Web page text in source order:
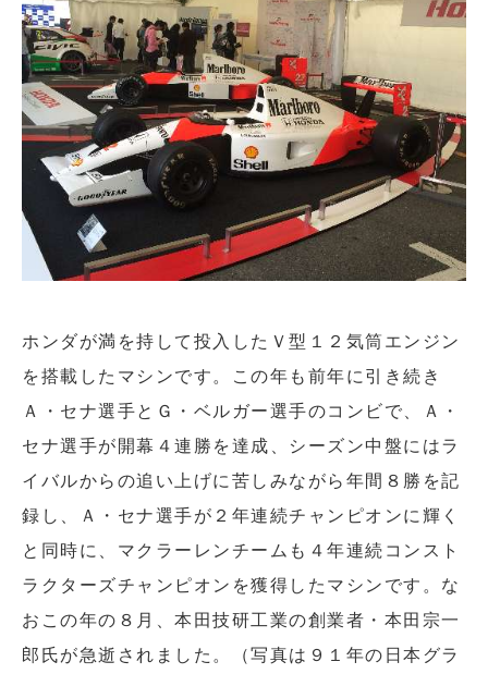
ホンダが満を持して投入したＶ型１２気筒エンジン
を搭載したマシンです。この年も前年に引き続き
Ａ・セナ選手とＧ・ベルガー選手のコンビで、Ａ・
セナ選手が開幕４連勝を達成、シーズン中盤にはラ
イバルからの追い上げに苦しみながら年間８勝を記
録し、Ａ・セナ選手が２年連続チャンピオンに輝く
と同時に、マクラーレンチームも４年連続コンスト
ラクターズチャンピオンを獲得したマシンです。な
おこの年の８月、本田技研工業の創業者・本田宗一
郎氏が急逝されました。（写真は９１年の日本グラ